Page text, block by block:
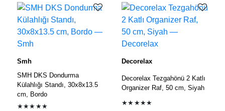
Smh
SMH DKS Dondurma
Külahlığı Standı, 30x8x13.5
cm, Bordo
★★★★★
Decorelax
Decorelax Tezgahönü 2 Katlı
Organizer Raf, 50 cm, Siyah
★★★★★